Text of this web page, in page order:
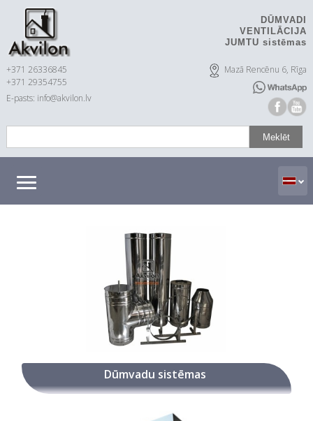
DŪMVADI
VENTILĀCIJA
JUMTU sistēmas
+371 26336845
+371 29354755
E-pasts: info@akvilon.lv
Mazā Rencēnu 6, Rīga
Dūmvadu sistēmas